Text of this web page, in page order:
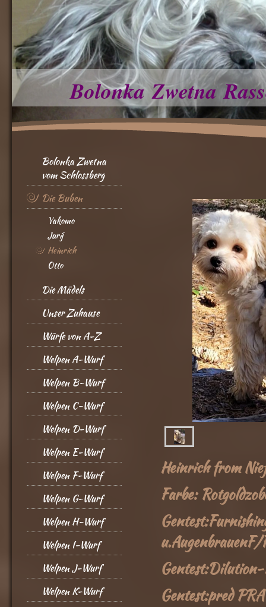
Bolonka Zwetna
Bolonka Zwetna
vom Schlossberg
Die Buben
Yakomo
Jurij
Heinrich
Otto
Die Mädels
Unser Zuhause
Würfe von A-Z
Welpen A-Wurf
Welpen B-Wurf
Welpen C-Wurf
Welpen D-Wurf
Welpen E-Wurf
Welpen F-Wurf
Welpen G-Wurf
Welpen H-Wurf
Welpen I-Wurf
Welpen J-Wurf
Welpen K-Wurf
Heinrich from
Farbe:
u.AugenbrauenF/
Gentest:pred